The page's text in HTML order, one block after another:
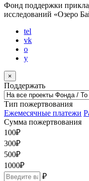
Фонд поддержки
исследований «Озеро
tel
vk
o
y
×
Поддержать
Тип пожертвования
Ежемесячные платежи
Сумма пожертвования
100₽
300₽
500₽
1000₽
₽